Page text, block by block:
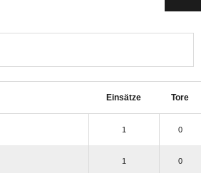
Einsätze Tore
1 0
1 0